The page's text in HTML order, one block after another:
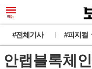
#전체기사 #피지컬
안랩블록체